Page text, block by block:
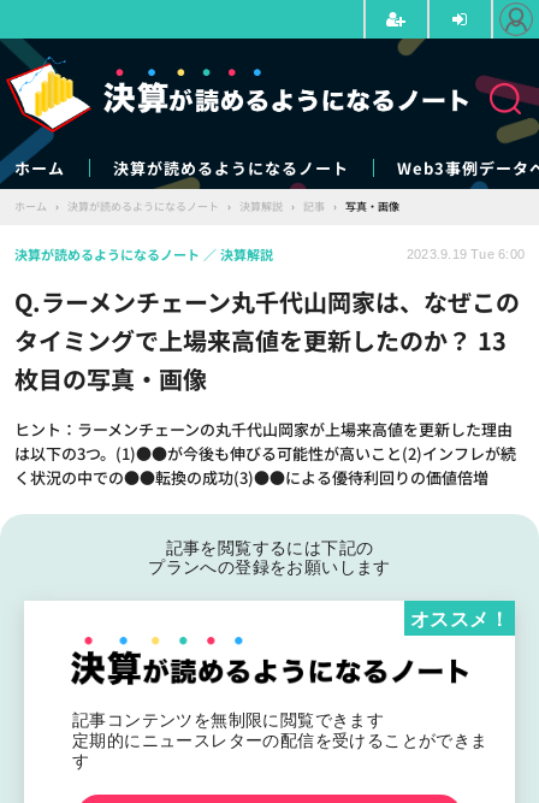
ホーム 決算が読めるようになるノート Web3事例データ
ホーム › 決算が読めるようになるノート › 決算解説 › 記事 › 写真・画像
Q.ラーメンチェーン丸千代山岡家は、なぜこの
タイミングで上場来高値を更新したのか？ 13
枚目の写真・画像
ヒント：ラーメンチェーンの丸千代山岡家が上場来高値を更新した理由
は以下の3つ。(1)●●が今後も伸びる可能性が高いこと(2)インフレが続
く状況の中での●●転換の成功(3)●●による優待利回りの価値倍増
決算が読めるようになるノート 決算解説 2023.9.19 Tue 6:00
記事を閲覧するには下記の
プランへの登録をお願いします
記事コンテンツを無制限に閲覧できます
定期的にニュースレターの配信を受けることができま
す
オススメ！